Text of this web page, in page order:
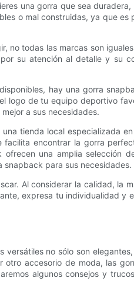
una gorra que sea
o mal construidas, ya que
no todas las marcas son
su atención al detalle y su
hay una gorra
logo de tu equipo deportivo
a sus necesidades.
tienda local especializada
encontrar la gorra
una amplia selección
snapback para sus necesidades.
Al considerar la calidad, la
expresa tu individualidad y
no sólo son
accesorio de moda, las
algunos consejos y